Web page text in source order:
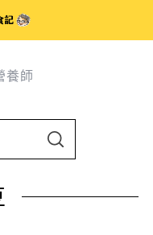
養師
S
H